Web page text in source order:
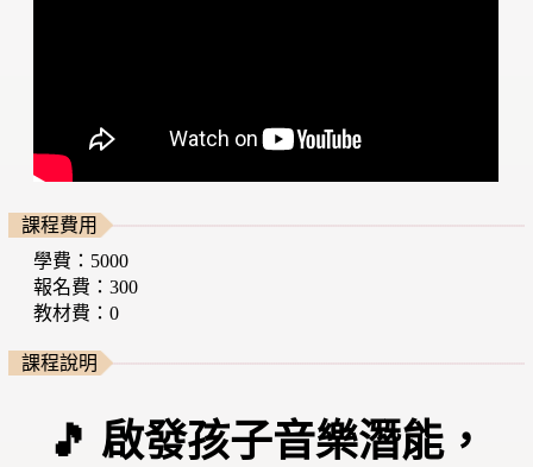
課程費用
學費：5000
報名費：300
教材費：0
課程說明
🎵 啟發孩子音樂潛能，